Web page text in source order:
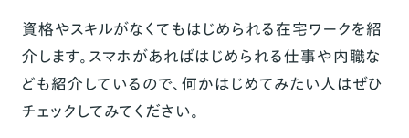
資格やスキルがなくてもはじめられる在宅ワークを紹
介します。スマホがあればはじめられる仕事や内職な
ども紹介しているので、何かはじめてみたい人はぜひ
チェックしてみてください。